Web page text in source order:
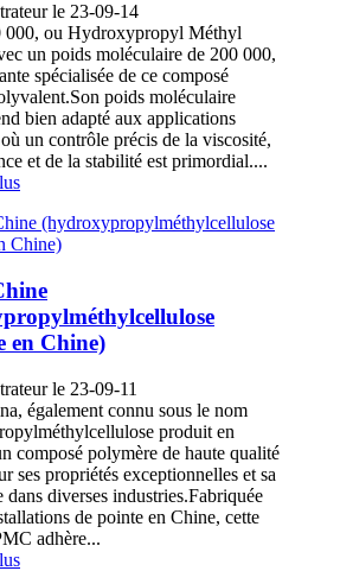
le 23-09-14
000, ou Hydroxypropyl Méthyl
un poids moléculaire de 200 000,
spécialisée de ce composé
poids moléculaire
bien adapté aux applications
un contrôle précis de la viscosité,
et de la stabilité est primordial....
en Chine)
le 23-09-11
également connu sous le nom
produit en
composé polymère de haute qualité
ses propriétés exceptionnelles et sa
dans diverses industries.Fabriquée
de pointe en Chine, cette
adhère...